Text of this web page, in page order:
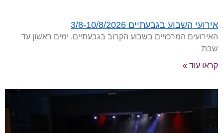
אירועי השבוע בגבעתיים 3/8-10/8/2026
האירועים המרכזיים בשבוע הקרוב בגבעתיים, ימים ראשון עד
שבת
קראו עוד »